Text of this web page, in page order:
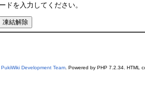
ドを入力してください。
PukiWiki Development Team. Powered by PHP 7.2.34. HTML